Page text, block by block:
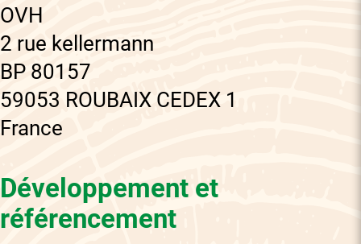
OVH
2 rue kellermann
BP 80157
59053 ROUBAIX CEDEX 1
France
Développement et
référencement